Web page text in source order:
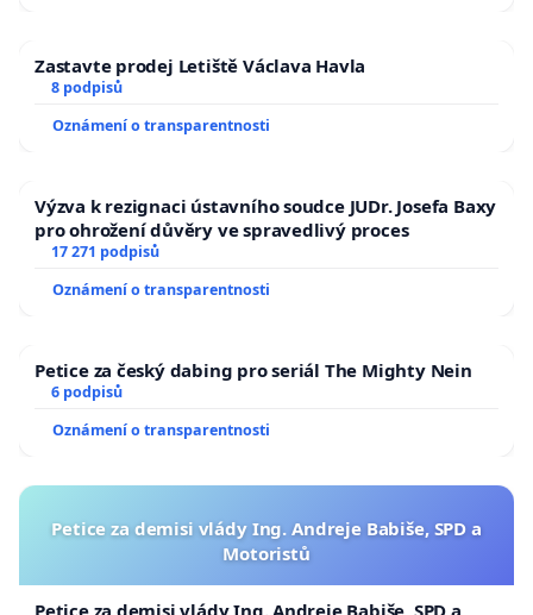
Zastavte prodej Letiště Václava Havla
8 podpisů
Oznámení o transparentnosti
Výzva k rezignaci ústavního soudce JUDr. Josefa Baxy
pro ohrožení důvěry ve spravedlivý proces
17 271 podpisů
Oznámení o transparentnosti
Petice za český dabing pro seriál The Mighty Nein
6 podpisů
Oznámení o transparentnosti
Petice za demisi vlády Ing. Andreje Babiše, SPD a
Motoristů
Petice za demisi vlády Ing. Andreje Babiše, SPD a